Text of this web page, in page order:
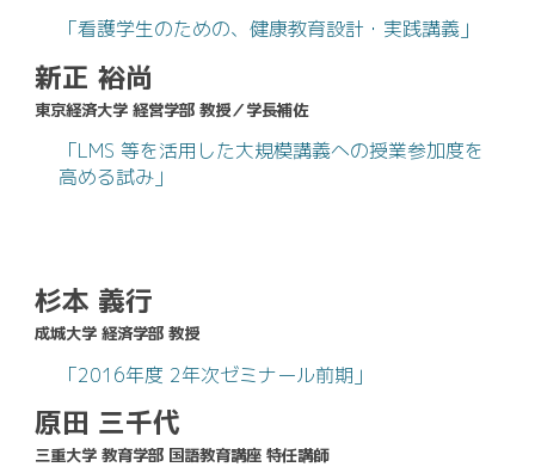
「看護学生のための、健康教育設計・実践講義」
新正 裕尚
東京経済大学 経営学部 教授／学長補佐
「LMS 等を活用した大規模講義への授業参加度を
高める試み」
杉本 義行
成城大学 経済学部 教授
「2016年度 2年次ゼミナール前期」
原田 三千代
三重大学 教育学部 国語教育講座 特任講師